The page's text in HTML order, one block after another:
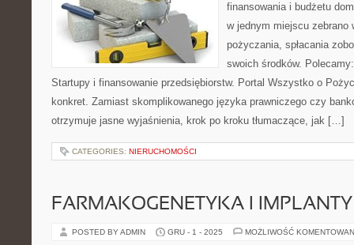
finansowania i budżetu
w jednym miejscu zebrano
pożyczania, spłacania
swoich środków.
Startupy i finansowanie przedsiębiorstw. Portal Wszystko o
konkret. Zamiast skomplikowanego języka prawniczego czy
otrzymuje jasne wyjaśnienia, krok po kroku tłumaczące, jak […]
CATEGORIES: NIERUCHOMOŚCI
FARMAKOGENETYKA I
POSTED BY ADMIN GRU - 1 - 2025 MOŻLIWOŚĆ